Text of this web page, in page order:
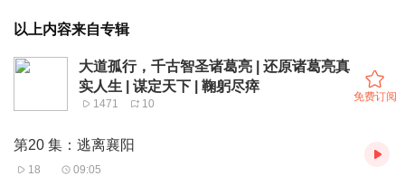
以上内容来自专辑
大道孤行，千古智圣诸葛亮 | 还原诸葛亮真
实人生 | 谋定天下 | 鞠躬尽瘁
1471 10
免费订阅
第20 集：逃离襄阳
18 09:05